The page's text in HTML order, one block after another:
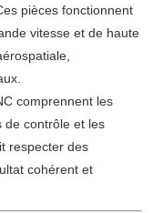
pièces fonctionnent
vitesse et de haute
comprennent les
de contrôle et les
respecter des
cohérent et